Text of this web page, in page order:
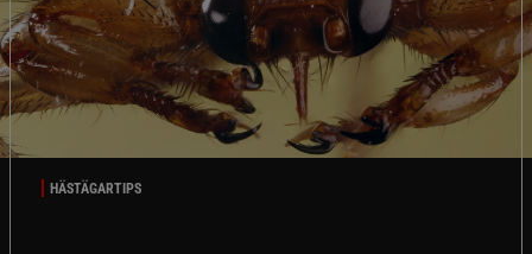
HÄSTÄGARTIPS